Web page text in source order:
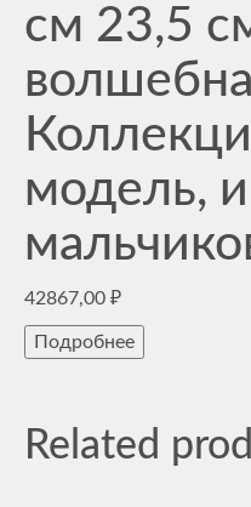
см 23,5
модель,
42867,00 ₽
Подробнее
Related